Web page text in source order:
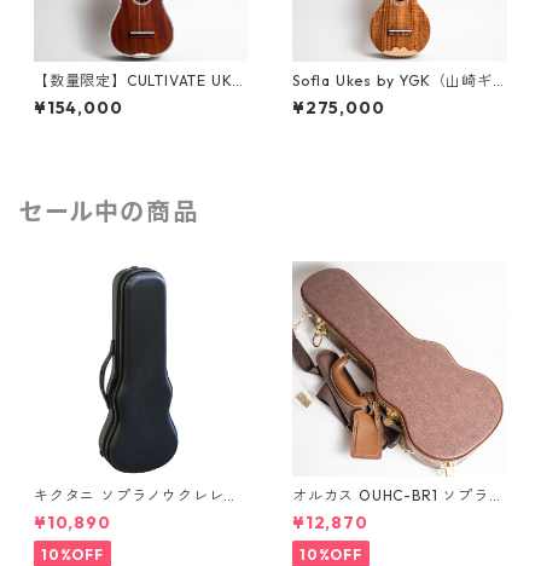
【数量限定】CULTIVATE UKU
LELE D3M-W（フィジーマホ
ガニー）ソプラノウクレレ
¥154,000
Sofla Ukes by YGK（山崎ギ
ター工房）#457 ハワイアンコ
ア ソプラノウクレレ
¥275,000
セール中の商品
キクタニ ソプラノウクレレ用
ハードケース UPC-10N
¥10,890
10%OFF
オルカス OUHC-BR1 ソプラノ
ウクレレ用ハードケース
¥12,870
10%OFF